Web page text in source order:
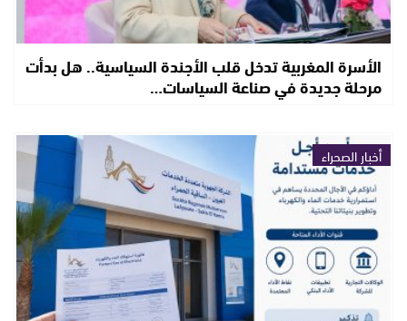
الأسرة المغربية تدخل قلب الأجندة السياسية.. هل بدأت
مرحلة جديدة في صناعة السياسات…
أخبار الصحراء